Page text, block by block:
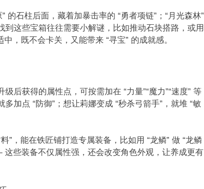
的石柱后面，藏着加暴击率的 “勇者项链”；“月光森林”
到这些宝箱往往需要小解谜，比如推动石块搭路，或用
，既不会卡关，又能带来 “寻宝” 的成就感。​
后获得的属性点，可按需加在 “力量”“魔力”“速度” 等
加点 “防御”；想让莉娜变成 “秒杀弓箭手”，就堆 “敏
”，能在铁匠铺打造专属装备，比如用 “龙鳞” 做 “龙鳞
些装备不仅属性强，还会改变角色外观，让养成更有